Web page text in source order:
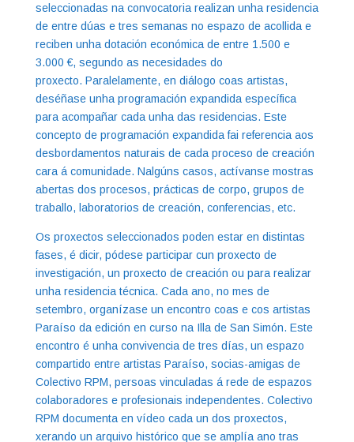
seleccionadas na convocatoria realizan unha residencia
de entre dúas e tres semanas no espazo de acollida e
reciben unha dotación económica de entre 1.500 e
3.000 €, segundo as necesidades do
proxecto. Paralelamente, en diálogo coas artistas,
deséñase unha programación expandida específica
para acompañar cada unha das residencias. Este
concepto de programación expandida fai referencia aos
desbordamentos naturais de cada proceso de creación
cara á comunidade. Nalgúns casos, actívanse mostras
abertas dos procesos, prácticas de corpo, grupos de
traballo, laboratorios de creación, conferencias, etc.
Os proxectos seleccionados poden estar en distintas
fases, é dicir, pódese participar cun proxecto de
investigación, un proxecto de creación ou para realizar
unha residencia técnica. Cada ano, no mes de
setembro, organízase un encontro coas e cos artistas
Paraíso da edición en curso na Illa de San Simón. Este
encontro é unha convivencia de tres días, un espazo
compartido entre artistas Paraíso, socias-amigas de
Colectivo RPM, persoas vinculadas á rede de espazos
colaboradores e profesionais independentes. Colectivo
RPM documenta en vídeo cada un dos proxectos,
xerando un arquivo histórico que se amplía ano tras